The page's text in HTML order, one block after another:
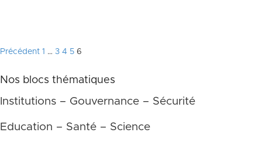
Pagination
des
publications
Précédent 1 … 3 4 5 6
Nos blocs thématiques
Institutions – Gouvernance – Sécurité
Education – Santé – Science